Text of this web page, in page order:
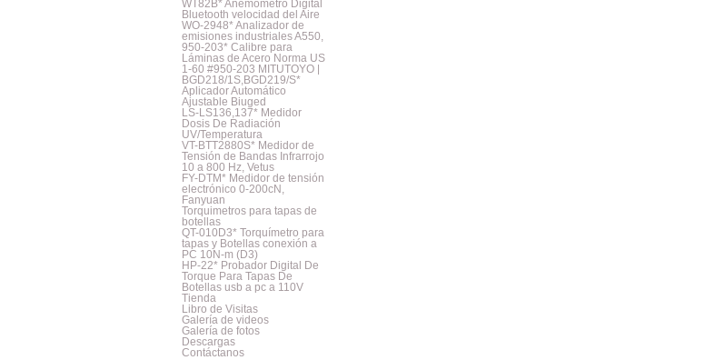
WT82B* Anemómetro Digital
Bluetooth velocidad del Aire
WO-2948* Analizador de
emisiones industriales A550,
950-203* Calibre para
Láminas de Acero Norma US
1-60 #950-203 MITUTOYO |
BGD218/1S,BGD219/S*
Aplicador Automático
Ajustable Biuged
LS-LS136,137* Medidor
Dosis De Radiación
UV/Temperatura
VT-BTT2880S* Medidor de
Tensión de Bandas Infrarrojo
10 a 800 Hz, Vetus
FY-DTM* Medidor de tensión
electrónico 0-200cN,
Fanyuan
Torquimetros para tapas de
botellas
QT-010D3* Torquímetro para
tapas y Botellas conexión a
PC 10N-m (D3)
HP-22* Probador Digital De
Torque Para Tapas De
Botellas usb a pc a 110V
Tienda
Libro de Visitas
Galería de videos
Galería de fotos
Descargas
Contáctanos